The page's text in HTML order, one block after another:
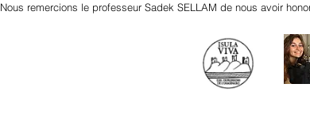
Nous remercions le professeur Sadek SELLAM de nous avoir